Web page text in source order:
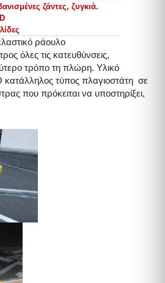
ζάντες, ζυγκιά.
ράουλο
όλες τις κατευθύνσεις,
τρόπο τη πλώρη. Υλικό
τύπος πλαγιοστάτη σε
που πρόκειται να υποστηρίξει,